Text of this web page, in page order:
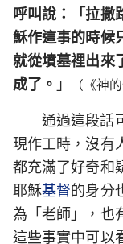
呼叫說：「拉撒
穌作這事的時候
就從墳墓裡出來
成了。 」 （《神
通過這段話
現作工時，沒有
都充滿了好奇和
耶穌基督的身分
為「老師」，也
這些事實中可以